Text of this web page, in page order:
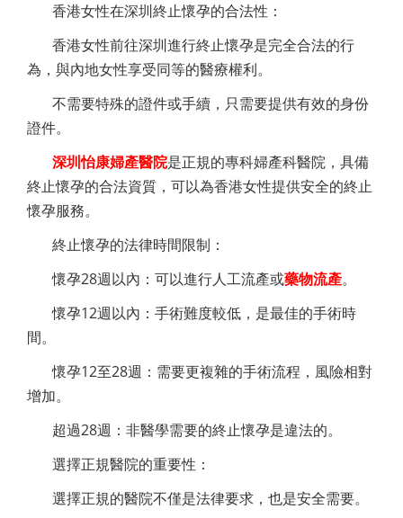
香港女性在深圳終止懷孕的合法性：
香港女性前往深圳進行終止懷孕是完全合法的行
為，與內地女性享受同等的醫療權利。
不需要特殊的證件或手續，只需要提供有效的身份
證件。
深圳怡康婦產醫院是正規的專科婦產科醫院，具備
終止懷孕的合法資質，可以為香港女性提供安全的終止
懷孕服務。
終止懷孕的法律時間限制：
懷孕28週以內：可以進行人工流產或藥物流產。
懷孕12週以內：手術難度較低，是最佳的手術時
間。
懷孕12至28週：需要更複雜的手術流程，風險相對
增加。
超過28週：非醫學需要的終止懷孕是違法的。
選擇正規醫院的重要性：
選擇正規的醫院不僅是法律要求，也是安全需要。